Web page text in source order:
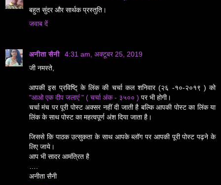
बहुत सुंदर और सार्थक प्रस्तुति।
जवाब दें
अनीता सैनी
4:31 am, अक्टूबर 25, 2019
जी नमस्ते,
आपकी इस प्रविष्टि् के लिंक की चर्चा कल शनिवार (२६ -१०-२०१९ ) को
"आओ एक दीप जलाएं " ( चर्चा अंक - ३५०० ) पर भी होगी।
चर्चा मंच पर पूरी पोस्ट अक्सर नहीं दी जाती है बल्कि आपकी पोस्ट का लिंक या
लिंक के साथ पोस्ट का महत्वपूर्ण अंश दिया जाता है।
जिससे कि पाठक उत्सुकता के साथ आपके ब्लॉग पर आपकी पूरी पोस्ट पढ़ने के
लिए जाये।
आप भी सादर आमंत्रित है
अनीता सैनी